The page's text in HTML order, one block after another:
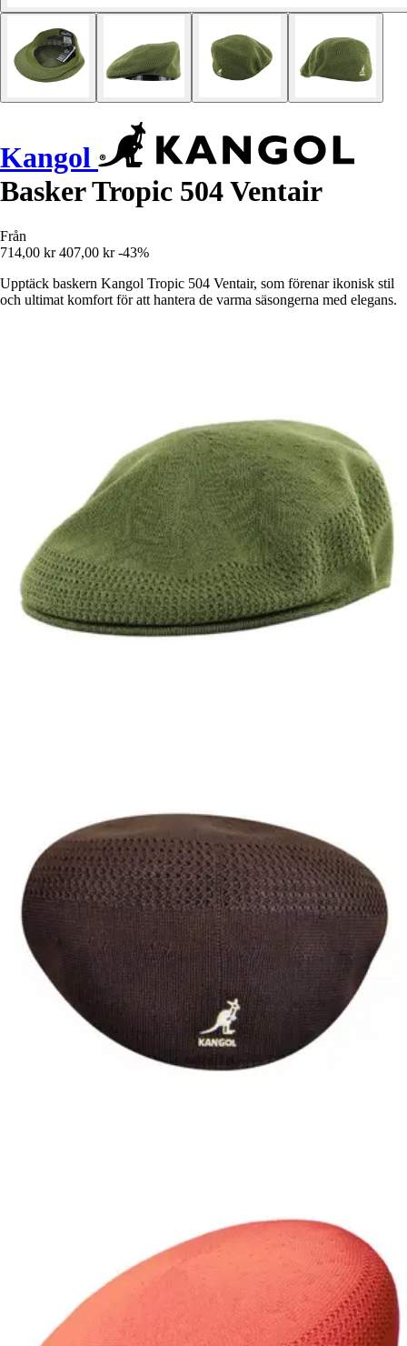
Kangol
Basker Tropic 504 Ventair
Från
714,00 kr 407,00 kr -43%
Upptäck baskern Kangol Tropic 504 Ventair, som förenar ikonisk stil
och ultimat komfort för att hantera de varma säsongerna med elegans.